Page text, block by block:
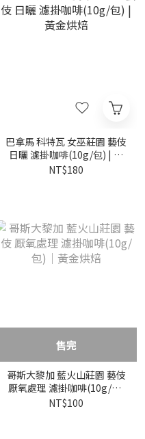
巴拿馬 科特瓦 女巫莊園 藝伎
日曬 濾掛咖啡(10g/包) | 黃
金烘焙
NT$180
售完
哥斯大黎加 藍火山莊園 藝伎
厭氧處理 濾掛咖啡(10g/包)
｜黃金烘焙
NT$100